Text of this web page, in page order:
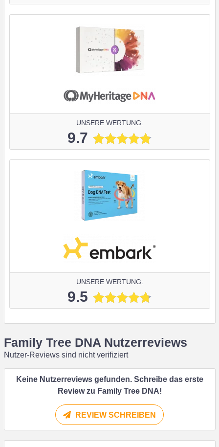
UNSERE WERTUNG:
9.7
UNSERE WERTUNG:
9.5
Family Tree DNA Nutzerreviews
Nutzer-Reviews sind nicht verifiziert
Keine Nutzerreviews gefunden. Schreibe das erste
Review zu Family Tree DNA!
REVIEW SCHREIBEN